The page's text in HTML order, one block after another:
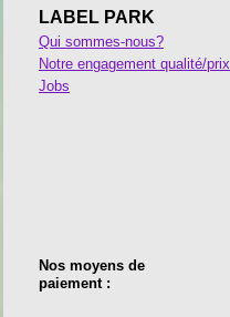
LABEL PARK
Qui sommes-nous?
Notre engagement qualité/prix
Jobs
Nos moyens de
paiement :